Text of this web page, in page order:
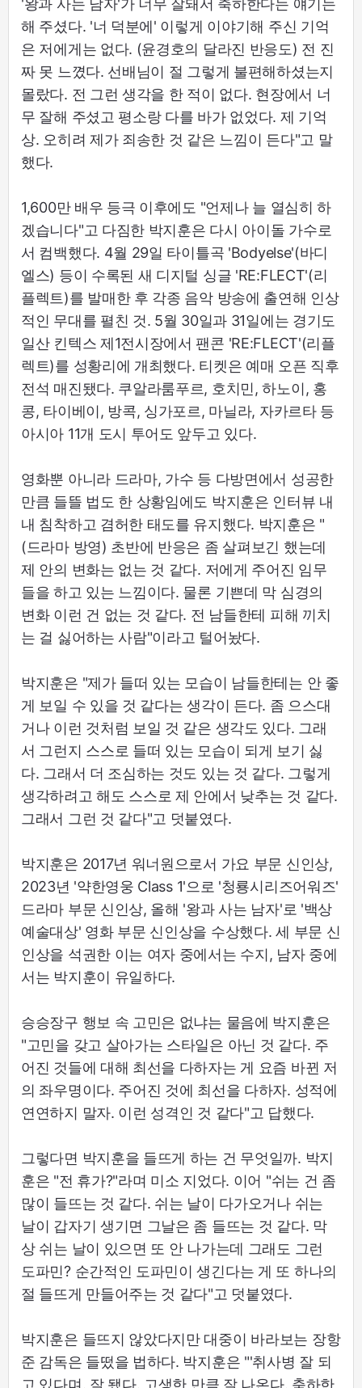
'왕과 사는 남자'가 너무 잘돼서 축하한다는 얘기는
해 주셨다. '너 덕분에' 이렇게 이야기해 주신 기억
은 저에게는 없다. (윤경호의 달라진 반응도) 전 진
짜 못 느꼈다. 선배님이 절 그렇게 불편해하셨는지
몰랐다. 전 그런 생각을 한 적이 없다. 현장에서 너
무 잘해 주셨고 평소랑 다를 바가 없었다. 제 기억
상. 오히려 제가 죄송한 것 같은 느낌이 든다"고 말
했다.
1,600만 배우 등극 이후에도 "언제나 늘 열심히 하
겠습니다"고 다짐한 박지훈은 다시 아이돌 가수로
서 컴백했다. 4월 29일 타이틀곡 'Bodyelse'(바디
엘스) 등이 수록된 새 디지털 싱글 'RE:FLECT'(리
플렉트)를 발매한 후 각종 음악 방송에 출연해 인상
적인 무대를 펼친 것. 5월 30일과 31일에는 경기도
일산 킨텍스 제1전시장에서 팬콘 'RE:FLECT'(리플
렉트)를 성황리에 개최했다. 티켓은 예매 오픈 직후
전석 매진됐다. 쿠알라룸푸르, 호치민, 하노이, 홍
콩, 타이베이, 방콕, 싱가포르, 마닐라, 자카르타 등
아시아 11개 도시 투어도 앞두고 있다.
영화뿐 아니라 드라마, 가수 등 다방면에서 성공한
만큼 들뜰 법도 한 상황임에도 박지훈은 인터뷰 내
내 침착하고 겸허한 태도를 유지했다. 박지훈은 "
(드라마 방영) 초반에 반응은 좀 살펴보긴 했는데
제 안의 변화는 없는 것 같다. 저에게 주어진 임무
들을 하고 있는 느낌이다. 물론 기쁜데 막 심경의
변화 이런 건 없는 것 같다. 전 남들한테 피해 끼치
는 걸 싫어하는 사람"이라고 털어놨다.
박지훈은 "제가 들떠 있는 모습이 남들한테는 안 좋
게 보일 수 있을 것 같다는 생각이 든다. 좀 으스대
거나 이런 것처럼 보일 것 같은 생각도 있다. 그래
서 그런지 스스로 들떠 있는 모습이 되게 보기 싫
다. 그래서 더 조심하는 것도 있는 것 같다. 그렇게
생각하려고 해도 스스로 제 안에서 낮추는 것 같다.
그래서 그런 것 같다"고 덧붙였다.
박지훈은 2017년 워너원으로서 가요 부문 신인상,
2023년 '약한영웅 Class 1'으로 '청룡시리즈어워즈'
드라마 부문 신인상, 올해 '왕과 사는 남자'로 '백상
예술대상' 영화 부문 신인상을 수상했다. 세 부문 신
인상을 석권한 이는 여자 중에서는 수지, 남자 중에
서는 박지훈이 유일하다.
승승장구 행보 속 고민은 없냐는 물음에 박지훈은
"고민을 갖고 살아가는 스타일은 아닌 것 같다. 주
어진 것들에 대해 최선을 다하자는 게 요즘 바뀐 저
의 좌우명이다. 주어진 것에 최선을 다하자. 성적에
연연하지 말자. 이런 성격인 것 같다"고 답했다.
그렇다면 박지훈을 들뜨게 하는 건 무엇일까. 박지
훈은 "전 휴가?"라며 미소 지었다. 이어 "쉬는 건 좀
많이 들뜨는 것 같다. 쉬는 날이 다가오거나 쉬는
날이 갑자기 생기면 그날은 좀 들뜨는 것 같다. 막
상 쉬는 날이 있으면 또 안 나가는데 그래도 그런
도파민? 순간적인 도파민이 생긴다는 게 또 하나의
절 들뜨게 만들어주는 것 같다"고 덧붙였다.
박지훈은 들뜨지 않았다지만 대중이 바라보는 장항
준 감독은 들떴을 법하다. 박지훈은 "'취사병 잘 되